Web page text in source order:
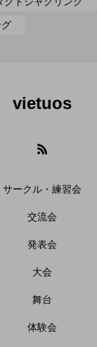
vietuos
サークル・練習会
交流会
発表会
大会
舞台
体験会